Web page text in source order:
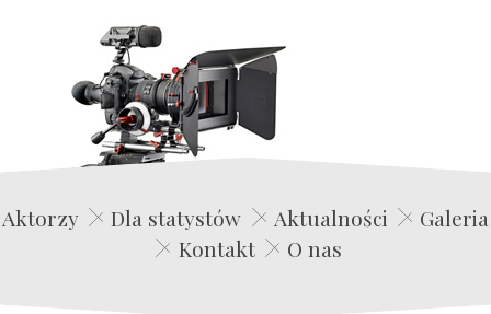
Edwin Film Agencja Aktorska
Aktorzy Dla statystów Aktualności
Galeria
Kontakt
O nas